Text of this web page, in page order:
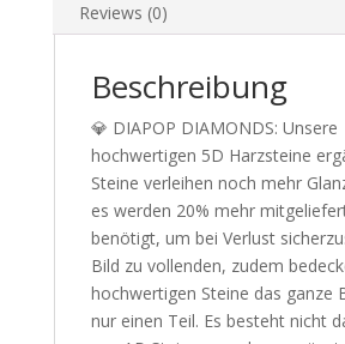
Reviews (0)
Beschreibung
💎 DIAPOP DIAMONDS: Unsere
hochwertigen 5D Harzsteine
Steine verleihen noch mehr
es werden 20% mehr
benötigt, um bei Verlust
Bild zu vollenden, zudem
hochwertigen Steine das ganze
nur einen Teil. Es besteht nicht